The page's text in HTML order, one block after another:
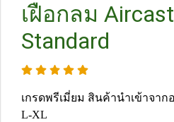
เฝือกลม
Standard
เกรดพรีเมี่ยม สินค้านำเข้าจาก
L-XL